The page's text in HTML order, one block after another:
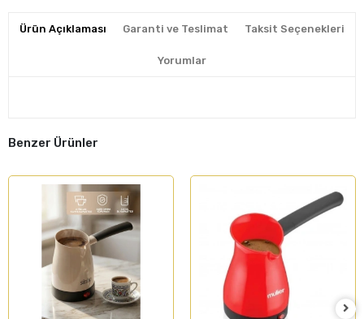
Ürün Açıklaması Garanti ve Teslimat Taksit Seçenekleri
Yorumlar
Benzer Ürünler